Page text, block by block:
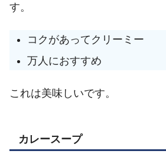
す。
コクがあってクリーミー
万人におすすめ
これは美味しいです。
カレースープ